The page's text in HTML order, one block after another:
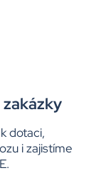
dotaci,
i zajistíme